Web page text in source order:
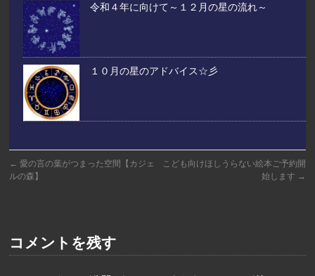
令和４年に向けて～１２月の星の流れ～
１０月の星のアドバイス☆彡
← 愛の言の葉がつまった空間【カジェ
ルの森】
こども向けほしうらない絵本ご予約開
始します →
コメントを残す